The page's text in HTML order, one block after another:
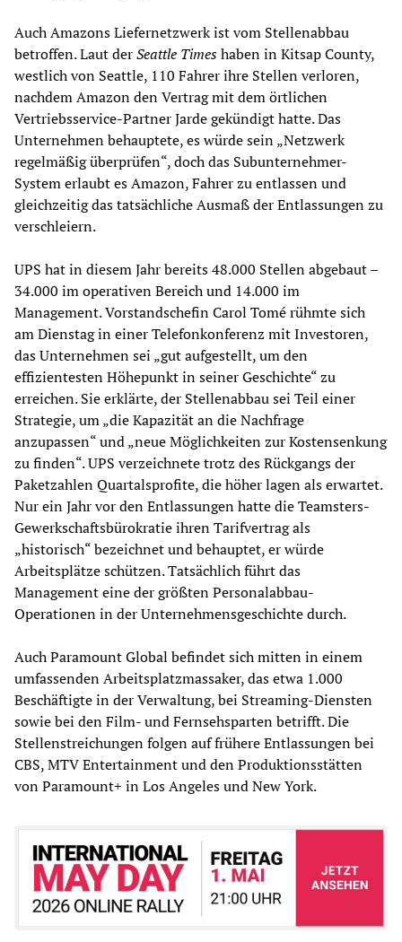
Auch Amazons Liefernetzwerk ist vom Stellenabbau
betroffen. Laut derSeattle Timeshaben in Kitsap County,
westlich von Seattle, 110 Fahrer ihre Stellen verloren,
nachdem Amazon den Vertrag mit dem örtlichen
Vertriebsservice-Partner Jarde gekündigt hatte. Das
Unternehmen behauptete, es würde sein „Netzwerk
regelmäßig überprüfen“, doch das Subunternehmer-
System erlaubt es Amazon, Fahrer zu entlassen und
gleichzeitig das tatsächliche Ausmaß der Entlassungen zu
verschleiern.
UPS hat in diesem Jahr bereits 48.000 Stellen abgebaut –
34.000 im operativen Bereich und 14.000 im
Management. Vorstandschefin Carol Tomé rühmte sich
am Dienstag in einer Telefonkonferenz mit Investoren,
das Unternehmen sei „gut aufgestellt, um den
effizientesten Höhepunkt in seiner Geschichte“ zu
erreichen. Sie erklärte, der Stellenabbau sei Teil einer
Strategie, um „die Kapazität an die Nachfrage
anzupassen“ und „neue Möglichkeiten zur Kostensenkung
zu finden“. UPS verzeichnete trotz des Rückgangs der
Paketzahlen Quartalsprofite, die höher lagen als erwartet.
Nur ein Jahr vor den Entlassungen hatte die Teamsters-
Gewerkschaftsbürokratie ihren Tarifvertrag als
„historisch“ bezeichnet und behauptet, er würde
Arbeitsplätze schützen. Tatsächlich führt das
Management eine der größten Personalabbau-
Operationen in der Unternehmensgeschichte durch.
Auch Paramount Global befindet sich mitten in einem
umfassenden Arbeitsplatzmassaker, das etwa 1.000
Beschäftigte in der Verwaltung, bei Streaming-Diensten
sowie bei den Film- und Fernsehsparten betrifft. Die
Stellenstreichungen folgen auf frühere Entlassungen bei
CBS, MTV Entertainment und den Produktionsstätten
von Paramount+ in Los Angeles und New York.